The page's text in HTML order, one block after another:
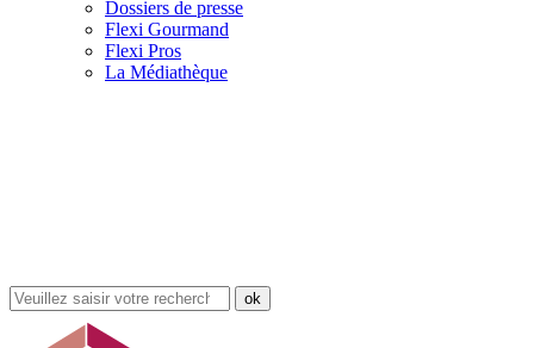
Dossiers de presse
Flexi Gourmand
Flexi Pros
La Médiathèque
Rechercher
dans